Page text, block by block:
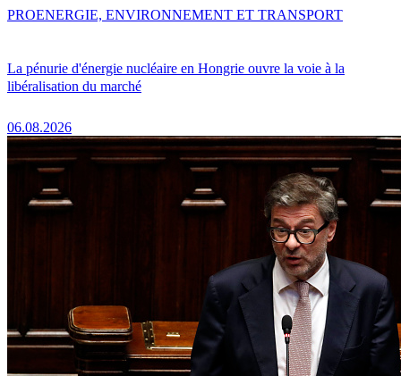
La pénurie d'énergie nucléaire en Hongrie ouvre la voie à la
libéralisation du marché
06.08.2026
PROENERGIE, ENVIRONNEMENT ET TRANSPORT